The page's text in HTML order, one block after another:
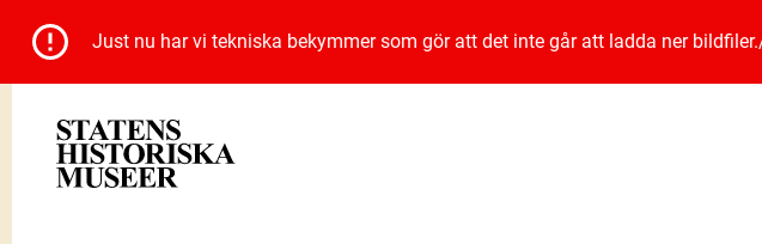
Just nu har vi tekniska bekymmer som gör att det inte går att ladda ner bildfiler.